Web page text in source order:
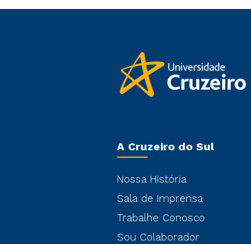
A Cruzeiro do Sul
Nossa História
Sala de Imprensa
Trabalhe Conosco
Sou Colaborador